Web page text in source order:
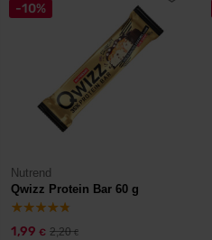
-10%
Nutrend
Qwizz Protein Bar 60 g
1,99 € 2,20€